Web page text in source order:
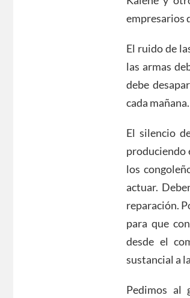
empresarios
El ruido de
las armas
debe
cada
El silencio
produciendo
los
actuar.
reparación.
para que
desde el
sustancial a
Pedimos al